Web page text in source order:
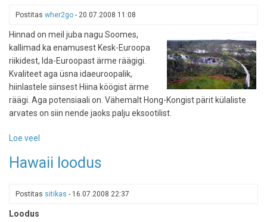
Postitas wher2go - 20.07.2008 11:08
Hinnad on meil juba nagu Soomes,
kallimad ka enamusest Kesk-Euroopa
riikidest, Ida-Euroopast ärme räägigi.
Kvaliteet aga üsna idaeuroopalik,
hiinlastele siinsest Hiina köögist ärme
räägi. Aga potensiaali on. Vähemalt Hong-Kongist pärit külaliste
arvates on siin nende jaoks palju eksootilist.
Loe veel
Lahemaal
Hawaii loodus
Postitas sitikas - 16.07.2008 22:37
Loodus